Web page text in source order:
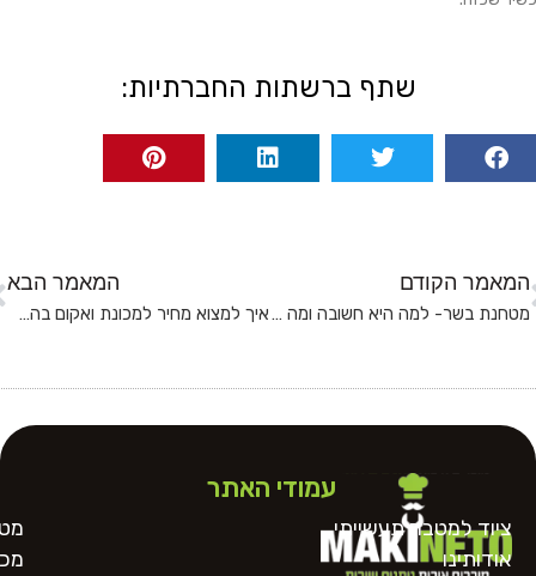
שתף ברשתות החברתיות:
המאמר הקודם
מטחנת בשר- למה היא חשובה ומה צריך לדעת לפני רכישה?
המאמר הבא
איך למצוא מחיר למכונת ואקום בהתאם לתקציב שלכם
עמודי האתר
ציוד למטבח תעשייתי
אודותינו